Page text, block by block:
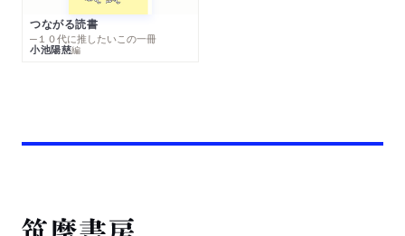
つながる読書
─１０代に推したいこの一冊
小池陽慈編